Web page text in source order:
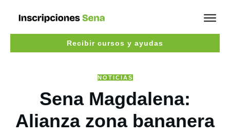
Recibir cursos y ayudas
NOTICIAS
Sena Magdalena:
Alianza zona bananera